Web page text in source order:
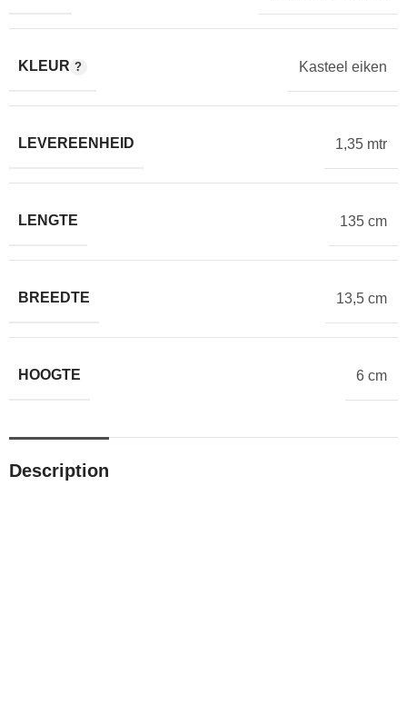
KLEUR Kasteel eiken
LEVEREENHEID 1,35 mtr
LENGTE 135 cm
BREEDTE 13,5 cm
HOOGTE 6 cm
Description